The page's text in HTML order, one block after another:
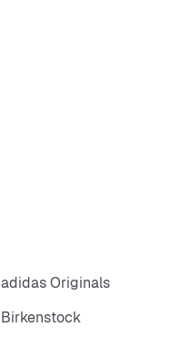
adidas Originals
Birkenstock